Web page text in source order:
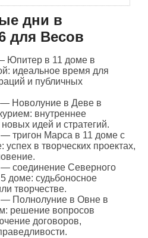
дни в
для Весов
Юпитер в 11 доме в
идеальное время для
и публичных
— Новолуние в Деве в
внутреннее
идей и стратегий.
— тригон Марса в 11 доме с
в творческих проектах,
— соединение Северного
доме: судьбоносное
творчестве.
— Полнолуние в Овне в
решение вопросов
договоров,